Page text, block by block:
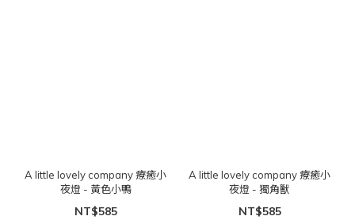
A little lovely company 療癒小
夜燈 - 黃色小鴨
NT$585
A little lovely company 療癒小
夜燈 - 獨角獸
NT$585